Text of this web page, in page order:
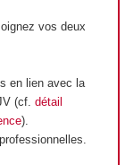
vos deux
en lien avec la
(cf. détail
).